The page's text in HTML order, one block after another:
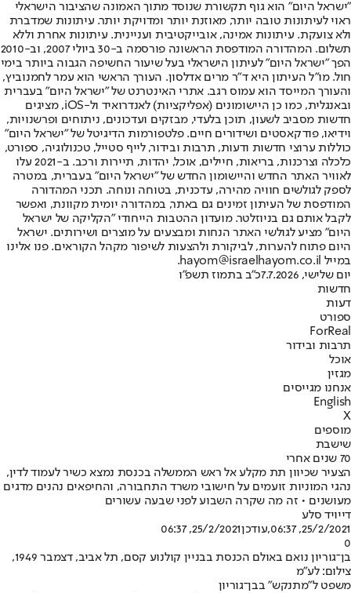
"ישראל היום" הוא גוף תקשורת שנוסד מתוך האמונה שהציבור הישראלי
ראוי לעיתונות טובה יותר, מאוזנת יותר ומדויקת יותר. עיתונות שמדברת
ולא צועקת. עיתונות אמינה, אובייקטיבית ועניינית. עיתונות אחרת וללא
תשלום. המהדורה המודפסת הראשונה פורסמה ב-30 ביולי 2007, וב-2010
הפך "ישראל היום" לעיתון הישראלי בעל שיעור החשיפה הגבוה ביותר בימי
חול. מו"ל העיתון היא ד"ר מרים אדלסון. העורך הראשי הוא עמר לחמנוביץ,
והעורך המייסד הוא עמוס רגב. אתרי האינטרנט של "ישראל היום" בעברית
ובאנגלית, כמו כן היישומונים (אפליקציות) לאנדרואיד ול-iOS, מציגים
חדשות מסביב לשעון, תוכן בלעדי, מבזקים ועדכונים, ניתוחים ופרשנויות,
וידיאו, פודקאסטים ושידורים חיים. פלטפורמות הדיגיטל של "ישראל היום"
כוללות ערוצי חדשות ודעות, תרבות ובידור, לייף סטייל, טכנולוגיה, ספורט,
כלכלה וצרכנות, בריאות, חיילים, אוכל, יהדות, תיירות ורכב. ב-2021 עלו
לאוויר האתר החדש והיישומון החדש של "ישראל היום" בעברית, במטרה
לספק לגולשים חוויה מהירה, עדכנית, בטוחה ונוחה. תכני המהדורה
המודפסת של העיתון זמינים גם באתר, במהדורה יומית מקוונת, ואפשר
לקבל אותם גם בניוזלטר. מועדון ההטבות הייחודי "הקליקה של ישראל
היום" מציע לגולשי האתר הנחות ומבצעים על מוצרים ושירותים. ישראל
היום פתוח להערות, לביקורת ולהצעות לשיפור מקהל הקוראים. פנו אלינו
במייל hayom@israelhayom.co.il.
יום שלישי, 7.7.2026
כ"ב בתמוז תשפ"ו
חדשות
דעות
ספורט
ForReal
תרבות ובידור
אוכל
מגזין
אנחנו מגייסים
English
X
מוספים
שישבת
70 שנים אחרי
הצעיר שכיוון תת מקלע אל ראש הממשלה בכנסת נמצא כשיר לעמוד לדין,
נהגי המוניות זועמים על חישובי משרד התחבורה, והחיפאים נהנים מדגים
מעושנים • זה מה שקרה השבוע לפני שבעה עשורים
דייויד סלע
25/2/2021, 06:37
,עודכן25/2/2021, 06:37
0
בן־גוריון נואם באולם הכנסת בבניין קולנוע קסם, תל אביב, דצמבר 1949,
צילום: לע"מ
משפט ל"מתנקש" בבן־גוריון